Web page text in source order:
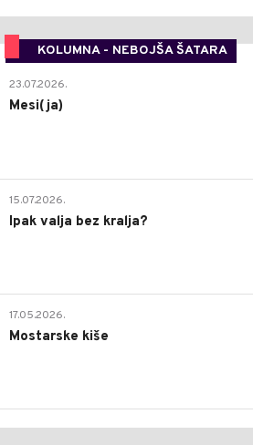
KOLUMNA - NEBOJŠA ŠATARA
23.07.2026.
Mesi(ja)
15.07.2026.
Ipak valja bez kralja?
17.05.2026.
Mostarske kiše